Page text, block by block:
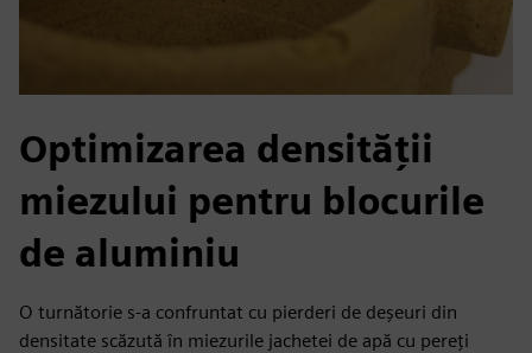
Optimizarea densității
miezului pentru blocurile
de aluminiu
O turnătorie s-a confruntat cu pierderi de deșeuri din
densitate scăzută în miezurile jachetei de apă cu pereți